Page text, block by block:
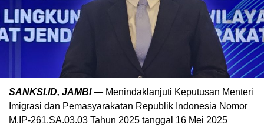
SANKSI.ID, JAMBI — Menindaklanjuti Keputusan Menteri
Imigrasi dan Pemasyarakatan Republik Indonesia Nomor
M.IP-261.SA.03.03 Tahun 2025 tanggal 16 Mei 2025